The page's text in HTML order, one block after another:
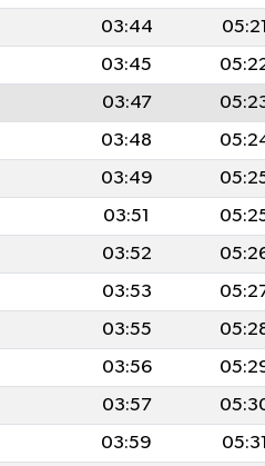
03:44 05:21
03:45
03:47
03:48
03:49
03:51
03:52
03:53
03:55
03:56
03:57
03:59 05:31